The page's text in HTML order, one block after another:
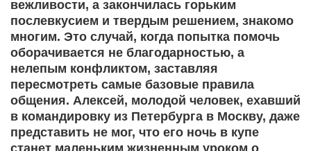
вежливости, а закончилась горьким
послевкусием и твердым решением, знакомо
многим. Это случай, когда попытка помочь
оборачивается не благодарностью, а
нелепым конфликтом, заставляя
пересмотреть самые базовые правила
общения. Алексей, молодой человек, ехавший
в командировку из Петербурга в Москву, даже
представить не мог, что его ночь в купе